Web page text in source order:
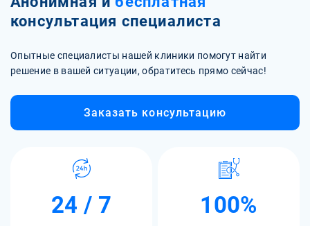
консультация специалиста
Опытные специалисты нашей клиники помогут найти
решение в вашей ситуации, обратитесь прямо сейчас!
Заказать консультацию
24 / 7 100%